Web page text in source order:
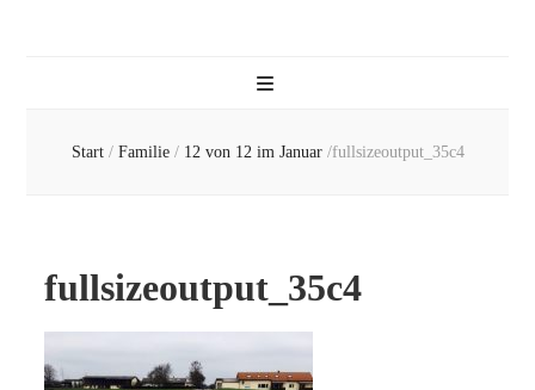
Start / Familie / 12 von 12 im Januar /fullsizeoutput_35c4
fullsizeoutput_35c4